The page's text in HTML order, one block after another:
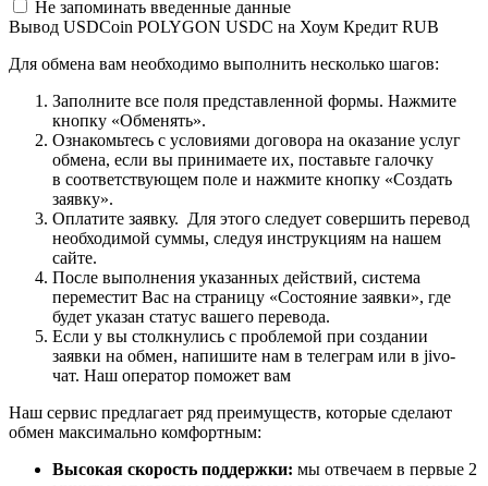
Не запоминать введенные данные
Вывод USDCoin POLYGON USDC на Хоум Кредит RUB
Для обмена вам необходимо выполнить несколько шагов:
Заполните все поля представленной формы. Нажмите
кнопку «Обменять».
Ознакомьтесь с условиями договора на оказание услуг
обмена, если вы принимаете их, поставьте галочку
в соответствующем поле и нажмите кнопку «Создать
заявку».
Оплатите заявку. Для этого следует совершить перевод
необходимой суммы, следуя инструкциям на нашем
сайте.
После выполнения указанных действий, система
переместит Вас на страницу «Состояние заявки», где
будет указан статус вашего перевода.
Если у вы столкнулись с проблемой при создании
заявки на обмен, напишите нам в телеграм или в jivo-
чат. Наш оператор поможет вам
Наш сервис предлагает ряд преимуществ, которые сделают
обмен максимально комфортным:
Высокая скорость поддержки: мы отвечаем в первые 2